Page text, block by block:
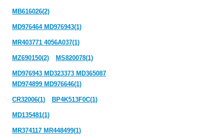
MB616026(2)
MD976464 MD976943(1)
MR403771 4056A037(1)
MZ690150(2) MS820078(1)
MD976943 MD323373 MD365087
MD974899 MD976646(1)
CR32006(1) BP4K513F0C(1)
MD135481(1)
MR374117 MR448499(1)